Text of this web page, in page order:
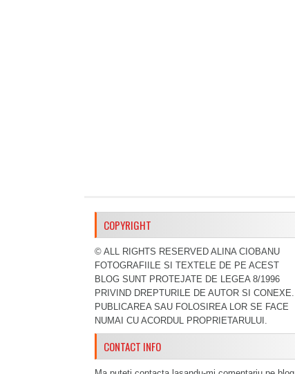
COPYRIGHT
© ALL RIGHTS RESERVED ALINA CIOBANU
FOTOGRAFIILE SI TEXTELE DE PE ACEST
BLOG SUNT PROTEJATE DE LEGEA 8/1996
PRIVIND DREPTURILE DE AUTOR SI CONEXE.
PUBLICAREA SAU FOLOSIREA LOR SE FACE
NUMAI CU ACORDUL PROPRIETARULUI.
CONTACT INFO